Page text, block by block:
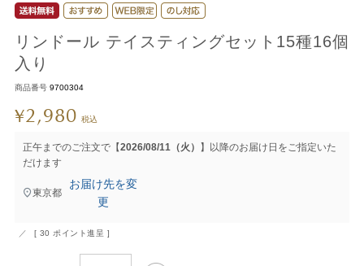
リンドール テイスティングセット15種16個
入り
商品番号 9700304
¥2,980 税込
正午までのご注文で【2026/08/11（火）
】以降のお届け日をご指定いた
だけます
東京都
お届け先を変
更
[ 30 ポイント進呈 ]